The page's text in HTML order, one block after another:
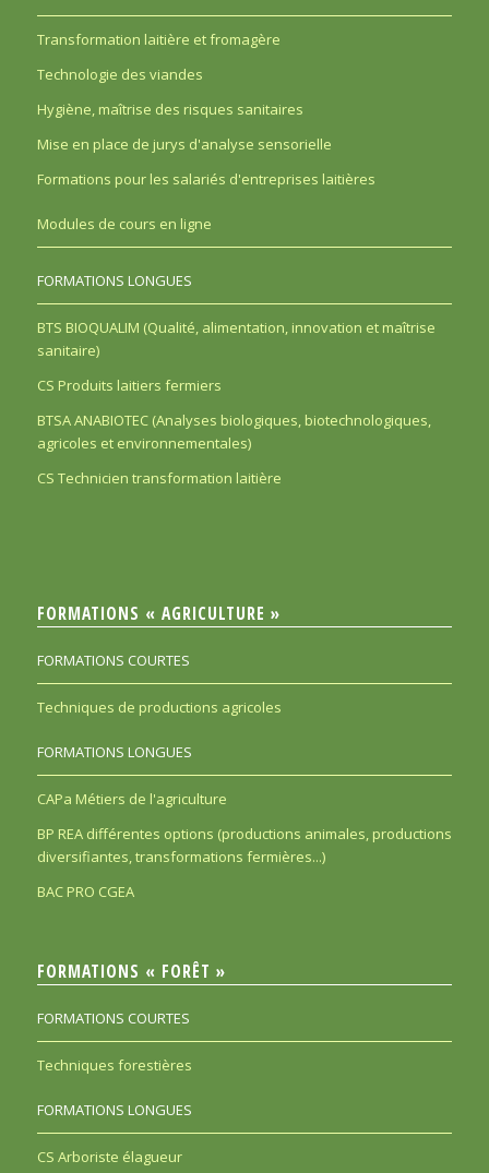
Transformation laitière et fromagère
Technologie des viandes
Hygiène, maîtrise des risques sanitaires
Mise en place de jurys d'analyse sensorielle
Formations pour les salariés d'entreprises laitières
Modules de cours en ligne
FORMATIONS LONGUES
BTS BIOQUALIM (Qualité, alimentation, innovation et maîtrise
sanitaire)
CS Produits laitiers fermiers
BTSA ANABIOTEC (Analyses biologiques, biotechnologiques,
agricoles et environnementales)
CS Technicien transformation laitière
FORMATIONS « AGRICULTURE »
FORMATIONS COURTES
Techniques de productions agricoles
FORMATIONS LONGUES
CAPa Métiers de l'agriculture
BP REA différentes options (productions animales, productions
diversifiantes, transformations fermières...)
BAC PRO CGEA
FORMATIONS « FORÊT »
FORMATIONS COURTES
Techniques forestières
FORMATIONS LONGUES
CS Arboriste élagueur